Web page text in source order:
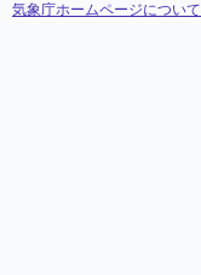
気象庁ホームページについて